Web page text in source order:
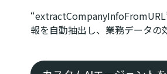
報を自動抽出し、業務データの